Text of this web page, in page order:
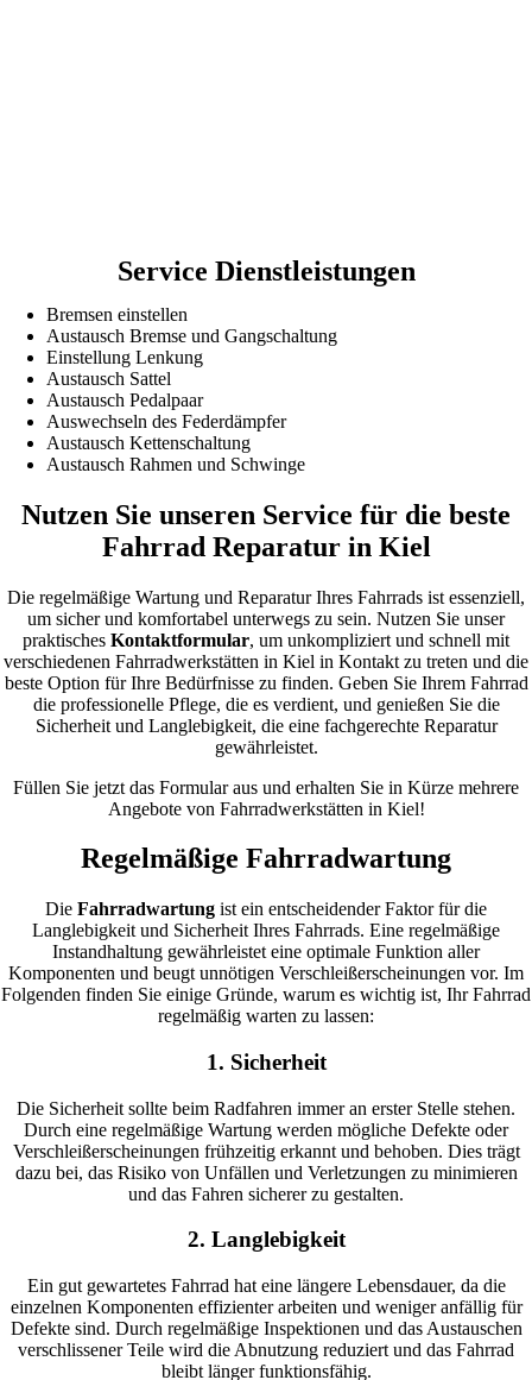
Service Dienstleistungen
Bremsen einstellen
Austausch Bremse und Gangschaltung
Einstellung Lenkung
Austausch Sattel
Austausch Pedalpaar
Auswechseln des Federdämpfer
Austausch Kettenschaltung
Austausch Rahmen und Schwinge
Nutzen Sie unseren Service für die beste
Fahrrad Reparatur in Kiel
Die regelmäßige Wartung und Reparatur Ihres Fahrrads ist essenziell,
um sicher und komfortabel unterwegs zu sein. Nutzen Sie unser
praktisches Kontaktformular, um unkompliziert und schnell mit
verschiedenen Fahrradwerkstätten in Kiel in Kontakt zu treten und die
beste Option für Ihre Bedürfnisse zu finden. Geben Sie Ihrem Fahrrad
die professionelle Pflege, die es verdient, und genießen Sie die
Sicherheit und Langlebigkeit, die eine fachgerechte Reparatur
gewährleistet.
Füllen Sie jetzt das Formular aus und erhalten Sie in Kürze mehrere
Angebote von Fahrradwerkstätten in Kiel!
Regelmäßige Fahrradwartung
Die Fahrradwartung ist ein entscheidender Faktor für die
Langlebigkeit und Sicherheit Ihres Fahrrads. Eine regelmäßige
Instandhaltung gewährleistet eine optimale Funktion aller
Komponenten und beugt unnötigen Verschleißerscheinungen vor. Im
Folgenden finden Sie einige Gründe, warum es wichtig ist, Ihr Fahrrad
regelmäßig warten zu lassen:
1. Sicherheit
Die Sicherheit sollte beim Radfahren immer an erster Stelle stehen.
Durch eine regelmäßige Wartung werden mögliche Defekte oder
Verschleißerscheinungen frühzeitig erkannt und behoben. Dies trägt
dazu bei, das Risiko von Unfällen und Verletzungen zu minimieren
und das Fahren sicherer zu gestalten.
2. Langlebigkeit
Ein gut gewartetes Fahrrad hat eine längere Lebensdauer, da die
einzelnen Komponenten effizienter arbeiten und weniger anfällig für
Defekte sind. Durch regelmäßige Inspektionen und das Austauschen
verschlissener Teile wird die Abnutzung reduziert und das Fahrrad
bleibt länger funktionsfähig.